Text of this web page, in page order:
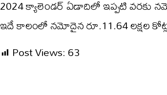
2024 క్యాలెండర్ ఏడాదిలో ఇప్పటి వరకు
ఇదే కాలంలో నమోదైన రూ.11.64 లక్షల
Post Views:63